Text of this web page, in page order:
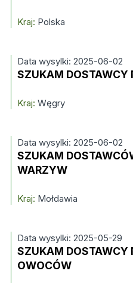
Kraj: Polska
Data wysylki: 2025-06-02
SZUKAM DOSTAWCY
Kraj: Węgry
Data wysylki: 2025-06-02
SZUKAM
WARZYW
Kraj: Mołdawia
Data wysylki: 2025-05-29
SZUKAM DOSTAWCY
OWOCÓW